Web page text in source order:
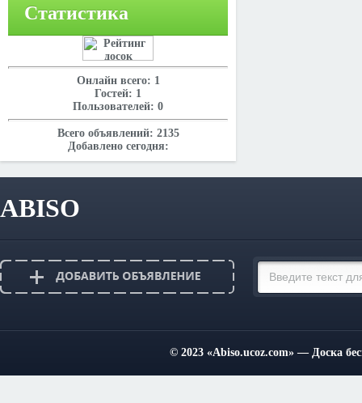
Статистика
Онлайн всего: 1
Гостей: 1
Пользователей: 0
Всего объявлений: 2135
Добавлено сегодня:
ABISO
© 2023 «Abiso.ucoz.com» — Доска